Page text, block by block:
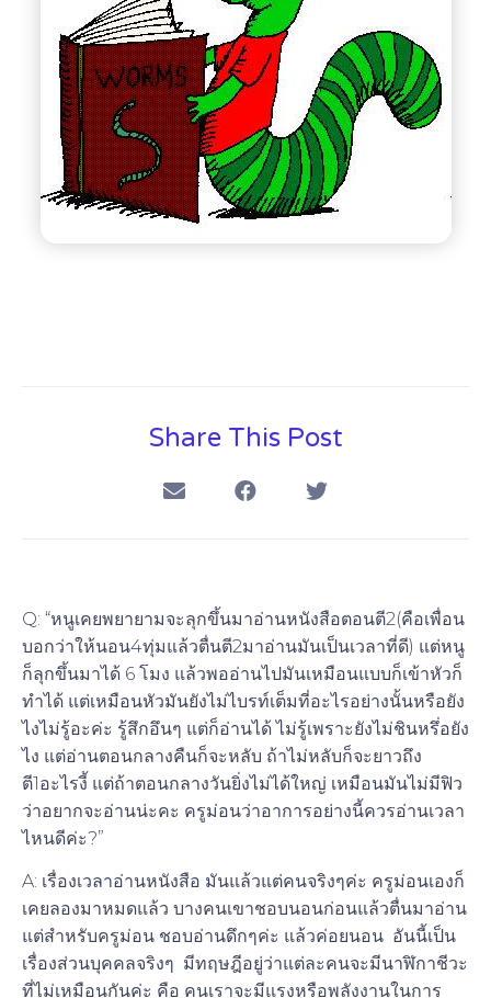
Share This Post
Q: “หนูเคยพยายามจะลุกขึ้นมาอ่านหนังสือตอนตี2(คือเพื่อน
บอกว่าให้นอน4ทุ่มแล้วตื่นตี2มาอ่านมันเป็นเวลาที่ดี) แต่หนู
ก็ลุกขึ้นมาได้ 6 โมง แล้วพออ่านไปมันเหมือนแบบก็เข้าหัวก็
ทำได้ แต่เหมือนหัวมันยังไม่ไบรท์เต็มที่อะไรอย่างนั้นหรือยัง
ไงไม่รู้อะค่ะ รู้สึกอึนๆ แต่ก็อ่านได้ ไม่รู้เพราะยังไม่ชินหรึ่อยัง
ไง แต่อ่านตอนกลางคืนก็จะหลับ ถ้าไม่หลับก็จะยาวถึง
ตี1อะไรงี้ แต่ถ้าตอนกลางวันยิ่งไม่ได้ใหญ่ เหมือนมันไม่มีฟิว
ว่าอยากจะอ่านน่ะคะ ครูม่อนว่าอาการอย่างนี้ควรอ่านเวลา
ไหนดีค่ะ?”
A: เรื่องเวลาอ่านหนังสือ มันแล้วแต่คนจริงๆค่ะ ครูม่อนเองก็
เคยลองมาหมดแล้ว บางคนเขาชอบนอนก่อนแล้วตื่นมาอ่าน
แต่สำหรับครูม่อน ชอบอ่านดึกๆค่ะ แล้วค่อยนอน อันนี้เป็น
เรื่องส่วนบุคคลจริงๆ มีทฤษฎีอยู่ว่าแต่ละคนจะมีนาฬิกาชีวะ
ที่ไม่เหมือนกันค่ะ คือ คนเราจะมีแรงหรือพลังงานในการ